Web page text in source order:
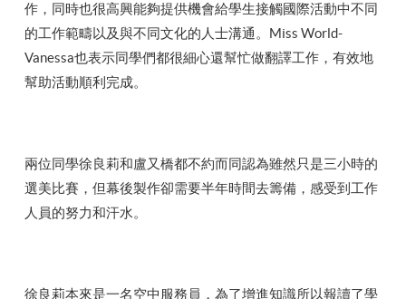
作，同時也很高興能夠提供機會給學生接觸國際活動中不同
的工作範疇以及與不同文化的人士溝通。Miss World-
Vanessa也表示同學們都很細心還幫忙做翻譯工作，有效地
幫助活動順利完成。
兩位同學徐良莉和盧又橋都不約而同認為雖然只是三小時的
選美比賽，但幕後製作卻需要半年時間去籌備，感受到工作
人員的努力和汗水。
徐良莉本來是一名空中服務員，為了增進知識所以報讀了學